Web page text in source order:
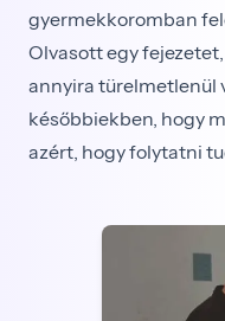
gyermekkoromban
Olvasott egy
annyira türelmetlenül
későbbiekben, hogy
azért, hogy folytatni